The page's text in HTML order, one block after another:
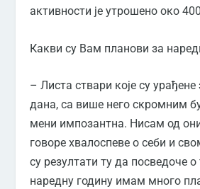
активности је утрошено око
Какви су Вам планови за
– Листа ствари које су
дана, са више него скромним
мени импозантна. Нисам од
говоре хвалоспеве о себи и
су резултати ту да посведоче
наредну годину имам много